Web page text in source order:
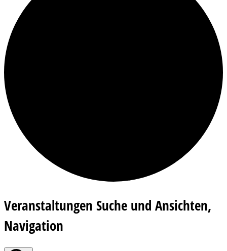
Veranstaltungen
für
Mai
Veranstaltungen Suche und Ansichten,
Navigation